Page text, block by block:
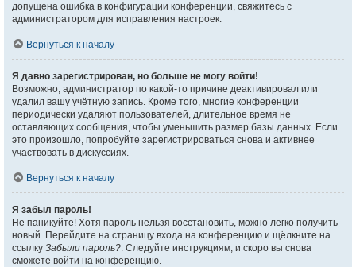
допущена ошибка в конфигурации конференции, свяжитесь с
администратором для исправления настроек.
Вернуться к началу
Я давно зарегистрирован, но больше не могу войти!
Возможно, администратор по какой-то причине деактивировал или
удалил вашу учётную запись. Кроме того, многие конференции
периодически удаляют пользователей, длительное время не
оставляющих сообщения, чтобы уменьшить размер базы данных. Если
это произошло, попробуйте зарегистрироваться снова и активнее
участвовать в дискуссиях.
Вернуться к началу
Я забыл пароль!
Не паникуйте! Хотя пароль нельзя восстановить, можно легко получить
новый. Перейдите на страницу входа на конференцию и щёлкните на
ссылку Забыли пароль?. Следуйте инструкциям, и скоро вы снова
сможете войти на конференцию.